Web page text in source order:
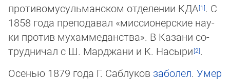
противомусульманском отделе­нии КДА . С
1858 года пре­по­да­вал «мис­сио­нер­ские нау­
ки про­тив му­ха­мме­дан­ст­ва». В Ка­за­ни со­
труд­ни­чал с Ш. Мард­жа­ни и К. На­сы­ри
.
Осенью 1879 года Г. Саблуков заболел. Умер